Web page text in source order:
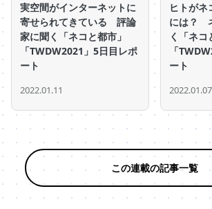
実空間がインターネットに
寄せられてきている 評論
家に聞く「ネコと都市」
「TWDW2021」5日目レポ
ート
2022.01.11
ヒトがネ
には？
く「ネ
「
ート
2022.01.07
この連載の記事一覧